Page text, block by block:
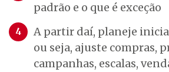
padrão e o que é exceção
A partir daí, planeje
ou seja, ajuste compras,
campanhas, escalas,